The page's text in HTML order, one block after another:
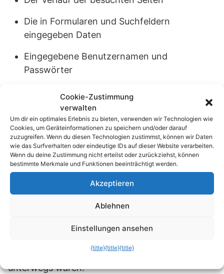
Die in Formularen und Suchfeldern
eingegeben Daten
Eingegebene Benutzernamen und
Passwörter
Einträge im Download-Manager
Bilder oder Texte; diese werden nicht im
Cache-Zwischenspeicher abgelegt
Cookies; diese werden nicht wie sonst an die
Betreiber der besuchten Webseiten
übermittelt
löschen, müssen Sie lediglich das Privat-Fenster
nicht mehr erkennen, auf welchen Seiten Sie
unterwegs waren.
Cookie-Zustimmung
verwalten
Um dir ein optimales Erlebnis zu bieten, verwenden wir Technologien wie
Cookies, um Geräteinformationen zu speichern und/oder darauf
zuzugreifen. Wenn du diesen Technologien zustimmst, können wir Daten
wie das Surfverhalten oder eindeutige IDs auf dieser Website verarbeiten.
Wenn du deine Zustimmung nicht erteilst oder zurückziehst, können
bestimmte Merkmale und Funktionen beeinträchtigt werden.
Akzeptieren
Ablehnen
Einstellungen ansehen
{title}{title}{title}